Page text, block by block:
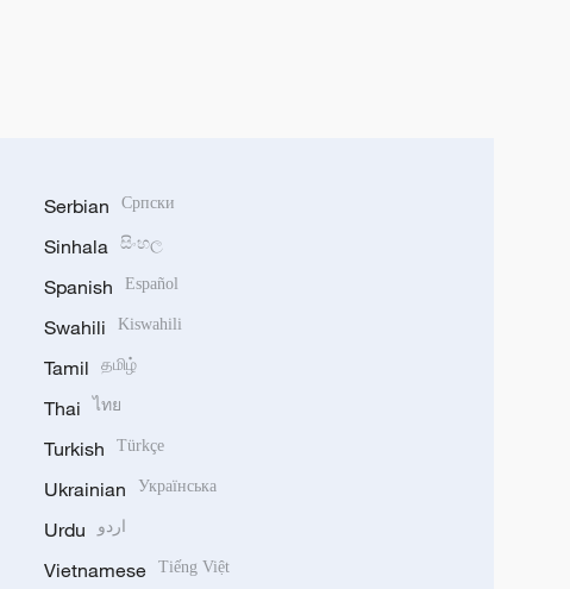
Serbian Српски
Sinhala සිංහල
Spanish Español
Swahili Kiswahili
Tamil தமிழ்
Thai ไทย
Turkish Türkçe
Ukrainian Українська
Urdu اردو
Vietnamese Tiếng Việt